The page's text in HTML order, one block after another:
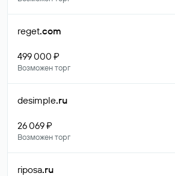
reget.com
499 000 ₽
Возможен торг
desimple.ru
26 069 ₽
Возможен торг
riposa.ru